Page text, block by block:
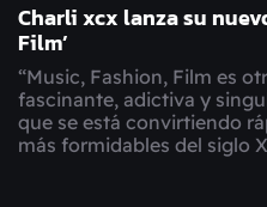
Charli xcx lanza su
Film’
“Music, Fashion, Film es
fascinante, adictiva y
que se está convirtiendo
más formidables del siglo